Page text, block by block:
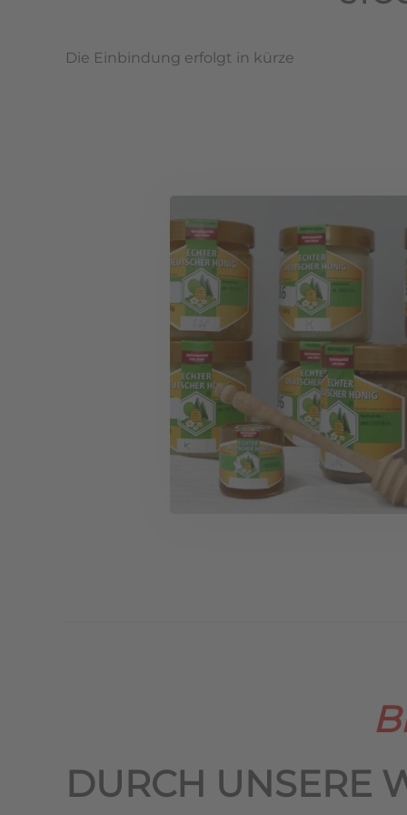
Die Einbindung erfolgt in kürze
DURCH UNSERE